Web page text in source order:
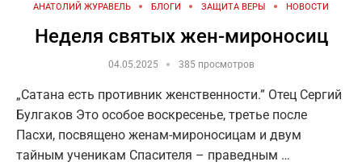
АНАТОЛИЙ ЖУРАВЕЛЬ БЛОГИ ЗАЩИТА ВЕРЫ НОВОСТИ
Неделя святых жен-мироносиц
04.05.2025 385 просмотров
„Сатана есть противник женственности.” Отец Сергий
Булгаков Это особое воскресенье, третье после
Пасхи, посвящено женам-мироносицам и двум
тайным ученикам Спасителя – праведным …